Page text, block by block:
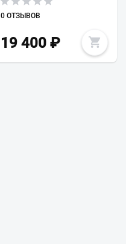
0 ОТЗЫВОВ
19 400₽